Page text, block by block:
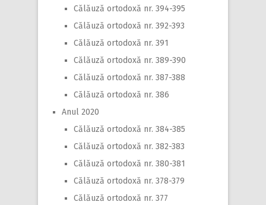
Călăuză ortodoxă nr. 394-395
Călăuză ortodoxă nr. 392-393
Călăuză ortodoxă nr. 391
Călăuză ortodoxă nr. 389-390
Călăuză ortodoxă nr. 387-388
Călăuză ortodoxă nr. 386
Anul 2020
Călăuză ortodoxă nr. 384-385
Călăuză ortodoxă nr. 382-383
Călăuză ortodoxă nr. 380-381
Călăuză ortodoxă nr. 378-379
Călăuză ortodoxă nr. 377